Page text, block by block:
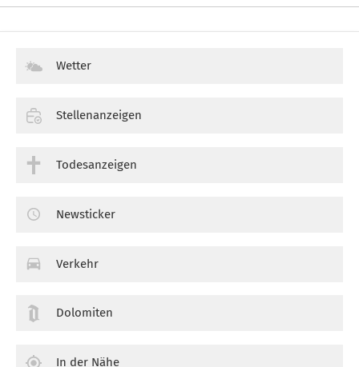
Wetter
Stellenanzeigen
Todesanzeigen
Newsticker
Verkehr
Dolomiten
In der Nähe